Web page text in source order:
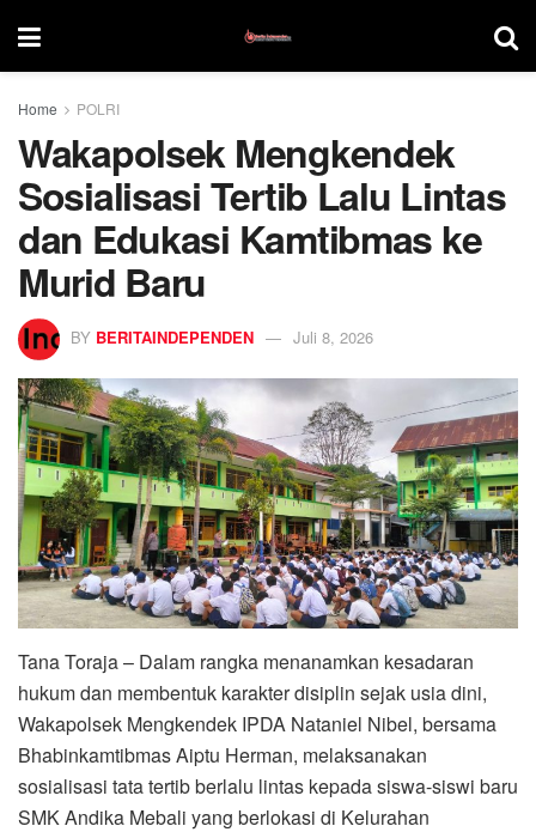
Home POLRI
Wakapolsek Mengkendek
Sosialisasi Tertib Lalu Lintas
dan Edukasi Kamtibmas ke
Murid Baru
BY BERITAINDEPENDEN Juli 8, 2026
Tana Toraja – Dalam rangka menanamkan kesadaran
hukum dan membentuk karakter disiplin sejak usia dini,
Wakapolsek Mengkendek IPDA Nataniel Nibel, bersama
Bhabinkamtibmas Aiptu Herman, melaksanakan
sosialisasi tata tertib berlalu lintas kepada siswa-siswi baru
SMK Andika Mebali yang berlokasi di Kelurahan